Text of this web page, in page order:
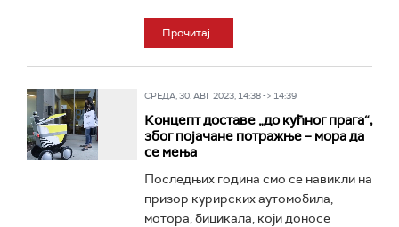
Прочитај
СРЕДА, 30. АВГ 2023, 14:38 -> 14:39
Концепт доставе „до кућног прага“,
због појачане потражње – мора да
се мења
Последњих година смо се навикли на
призор курирских аутомобила,
мотора, бицикала, који доносе